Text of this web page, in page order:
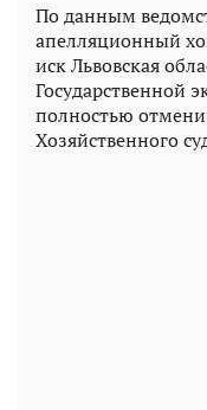
По данным
апелляционный
иск Львовская
Государственной
полностью
Хозяйственного